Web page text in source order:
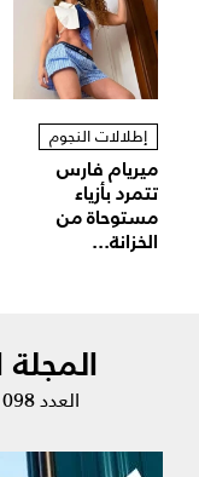
إطلالات النجوم
ميريام فارس
تتمرد بأزياء
مستوحاة من
الخزانة...
المجلة
العدد 1098 | تموز 2026